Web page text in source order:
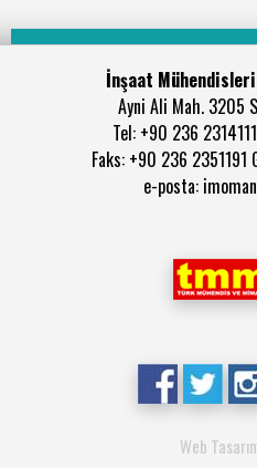
İnşaat Mühendisleri
Ayni Ali Mah. 3205
Tel: +90 236
Faks: +90 236
e-posta:
Web